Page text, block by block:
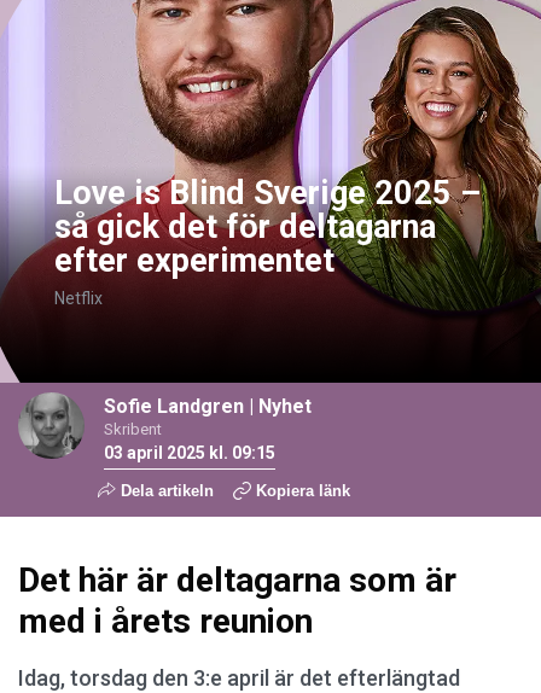
Love is Blind Sverige 2025 –
så gick det för deltagarna
efter experimentet
Netflix
Sofie Landgren | Nyhet
Skribent
03 april 2025 kl. 09:15
Dela artikeln Kopiera länk
Det här är deltagarna som är
med i årets reunion
Idag, torsdag den 3:e april är det efterlängtad